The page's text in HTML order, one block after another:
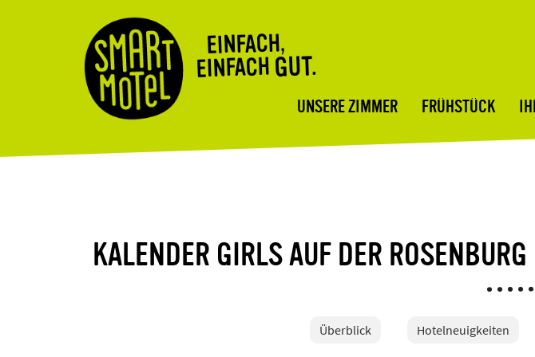
EINFACH,
EINFACH GUT.
UNSERE ZIMMER FRÜHSTÜCK
KALENDER GIRLS AUF DER
Überblick Hotelneuigkeiten